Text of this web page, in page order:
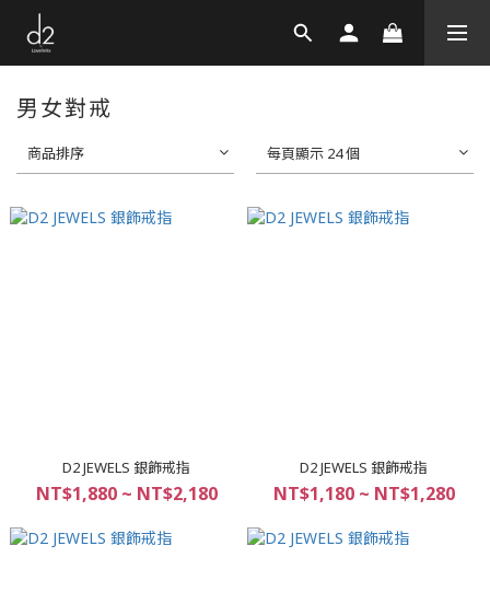
男女對戒
商品排序 每頁顯示 24 個
D2 JEWELS 銀飾戒指
NT$1,880 ~ NT$2,180
D2 JEWELS 銀飾戒指
NT$1,180 ~ NT$1,280